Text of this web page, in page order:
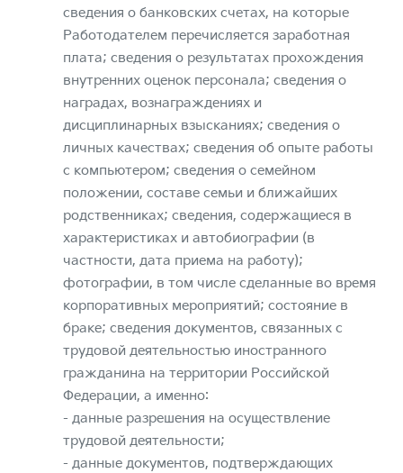
сведения о банковских счетах, на которые
Работодателем перечисляется заработная
плата; сведения о результатах прохождения
внутренних оценок персонала; сведения о
наградах, вознаграждениях и
дисциплинарных взысканиях; сведения о
личных качествах; сведения об опыте работы
с компьютером; сведения о семейном
положении, составе семьи и ближайших
родственниках; сведения, содержащиеся в
характеристиках и автобиографии (в
частности, дата приема на работу);
фотографии, в том числе сделанные во время
корпоративных мероприятий; состояние в
браке; сведения документов, связанных с
трудовой деятельностью иностранного
гражданина на территории Российской
Федерации, а именно:
- данные разрешения на осуществление
трудовой деятельности;
- данные документов, подтверждающих